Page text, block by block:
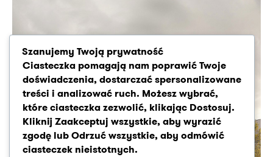
Szanujemy Twoją prywatność
Ciasteczka pomagają nam poprawić Twoje
doświadczenia, dostarczać spersonalizowane
treści i analizować ruch. Możesz wybrać,
które ciasteczka zezwolić, klikając Dostosuj.
KliknijZaakceptuj wszystkie, aby wyrazić
zgodę lubOdrzuć wszystkie, aby odmówić
ciasteczek nieistotnych.